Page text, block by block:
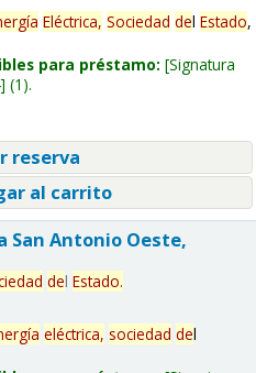
Eléctrica, Sociedad del Estado,
para préstamo: Signatura
(1).
reserva
al carrito
Antonio Oeste,
del Estado.
eléctrica, sociedad del